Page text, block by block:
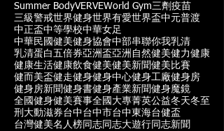
Summer BodyVERVEWorld Gym三劑疫苗
三級警戒世界健身世界有愛世界盃中元普渡
中正盃中等學校中華女足
中華民國健美健身協會中部串聯你我乳清
乳清蛋白五倍券亞洲盃亞洲自然健美健力健康
健康生活健康飲食健美健美新聞健美比賽
健而美盃健走健身健身中心健身工廠健身房
健身房新聞健身書健身產業新聞健身魔鏡
全國健身健美賽事全國大專菁英公益冬天冬至
刑大動滋券台中台中市台中東海台健盃
台灣健美名人榜 同志 同志大遊行 同志新聞